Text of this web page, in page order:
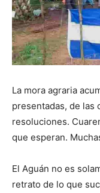
La mora agraria
presentadas, de las
resoluciones.
que esperan.
El Aguán no es
retrato de lo que